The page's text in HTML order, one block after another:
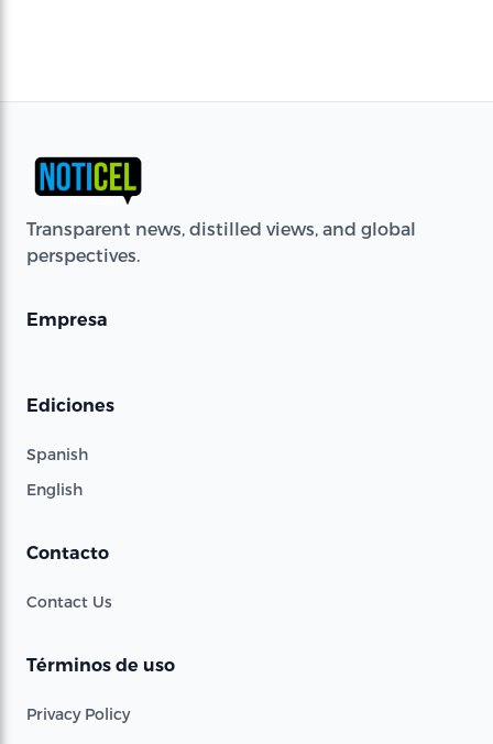
Transparent news, distilled views, and global
perspectives.
Empresa
Ediciones
Spanish
English
Contacto
Contact Us
Términos de uso
Privacy Policy